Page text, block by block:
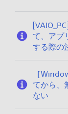
て、アプ
する際の
［
てから、
ない